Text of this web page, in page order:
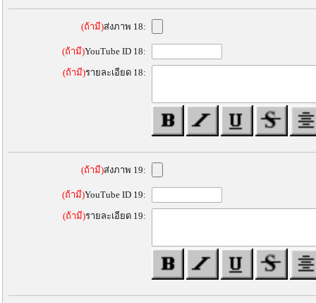
(ถ้ามี)ส่งภาพ 18:
(ถ้ามี)YouTube ID 18:
(ถ้ามี)รายละเอียด 18:
(ถ้ามี)ส่งภาพ 19:
(ถ้ามี)YouTube ID 19:
(ถ้ามี)รายละเอียด 19: